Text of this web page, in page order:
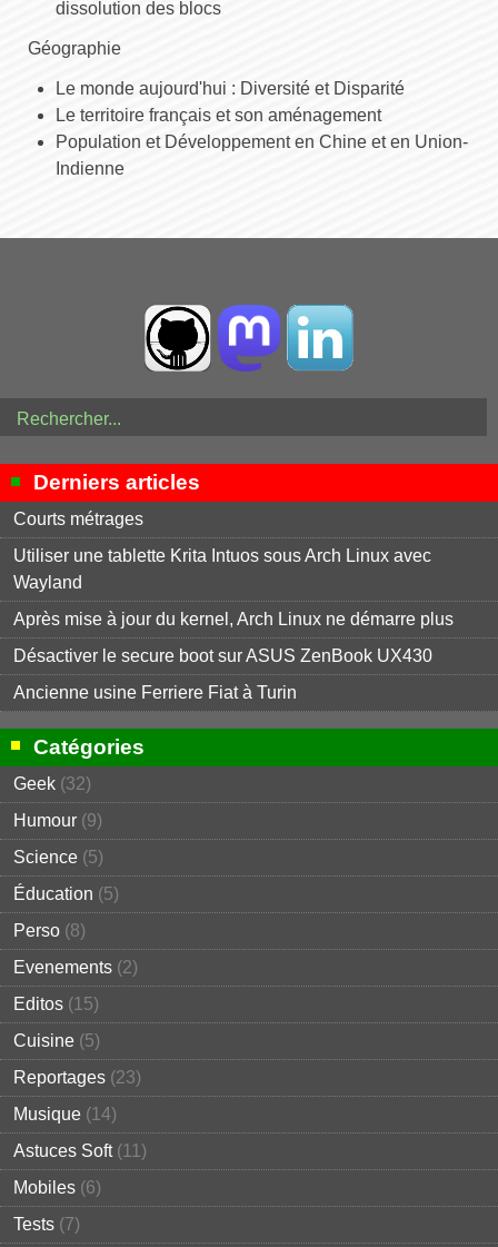
dissolution des blocs
Géographie
Le monde aujourd'hui : Diversité et Disparité
Le territoire français et son aménagement
Population et Développement en Chine et en Union-
Indienne
Derniers articles
Courts métrages
Utiliser une tablette Krita Intuos sous Arch Linux avec
Wayland
Après mise à jour du kernel, Arch Linux ne démarre plus
Désactiver le secure boot sur ASUS ZenBook UX430
Ancienne usine Ferriere Fiat à Turin
Catégories
Geek (32)
Humour (9)
Science (5)
Éducation (5)
Perso (8)
Evenements (2)
Editos (15)
Cuisine (5)
Reportages (23)
Musique (14)
Astuces Soft(11)
Mobiles (6)
Tests (7)